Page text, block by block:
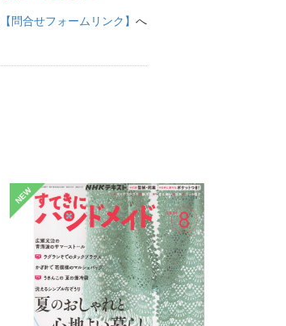
【問合せフォームリンク】 へ
NEW